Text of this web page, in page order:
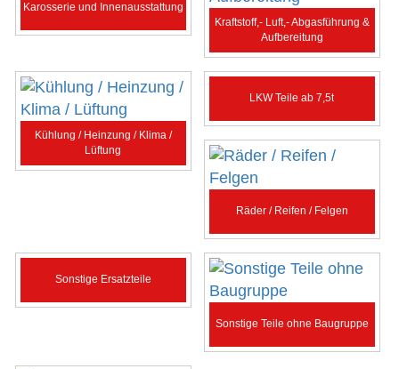
Karosserie und Innenausstattung
Kraftstoff,- Luft,- Abgasführung &
Aufbereitung
Kühlung / Heinzung / Klima /
Lüftung
LKW Teile ab 7,5t
Räder / Reifen / Felgen
Sonstige Ersatzteile
Sonstige Teile ohne Baugruppe